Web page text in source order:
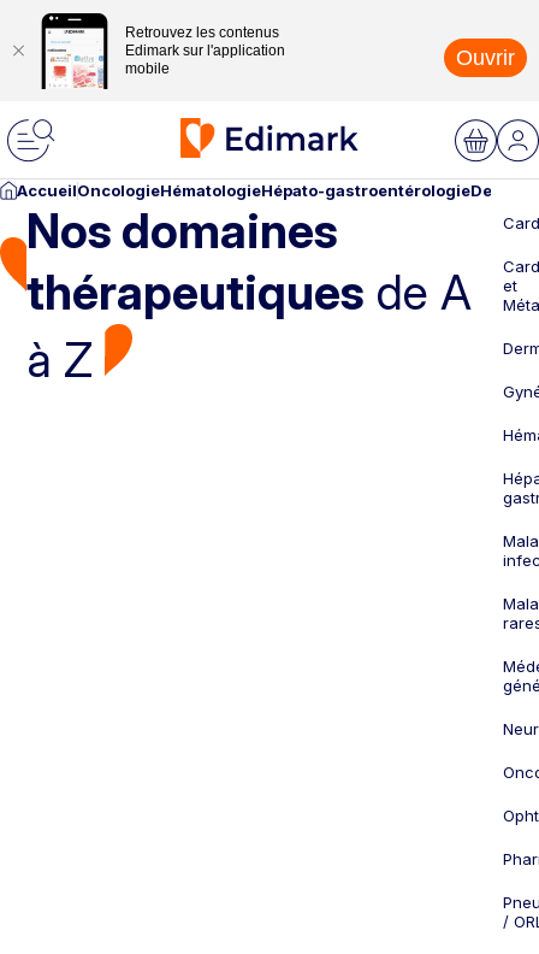
Retrouvez les contenus
Edimark sur l'application
mobile
Ouvrir
AccueilOncologieHématologieHépato-gastroentérologie
Nos domaines
thérapeutiques de A
à Z
et
/